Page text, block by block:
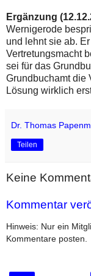
Ergänzung
Wernigerode
und lehnt sie ab.
Vertretungsmacht
sei für das
Grundbuchamt die
Lösung wirklich
Dr. Thomas
Teilen
Keine
Kommentar
Hinweis: Nur ein
Kommentare posten.